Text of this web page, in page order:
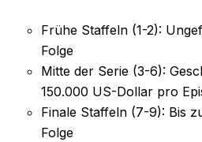
Frühe Staffeln (1-2):
Folge
Mitte der Serie (3-6):
150.000 US-Dollar pro
Finale Staffeln (7-9): Bis
Folge